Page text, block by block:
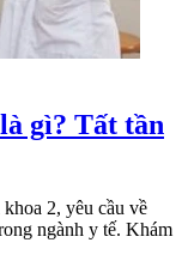
gì? Tất tần
2, yêu cầu về
ngành y tế. Khám